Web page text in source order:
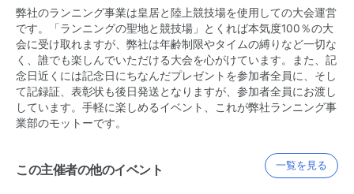
弊社のランニング事業は皇居と陸上競技場を使用しての大会運営
です。「ランニングの聖地と競技場」とくれば本気度100％の大
会に受け取れますが、弊社は年齢制限やタイムの縛りなど一切な
く、誰でも楽しんでいただける大会を心がけています。また、記
念日近くには記念日にちなんだプレゼントを参加者全員に、そし
て記録証、表彰状も後日発送となりますが、参加者全員にお渡し
しています。手軽に楽しめるイベント、これが弊社ランニング事
業部のモットーです。
この主催者の他のイベント 一覧を見る